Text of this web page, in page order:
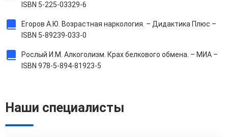
ISBN 5-225-03329-6
Егоров А.Ю. Возрастная наркология. – Дидактика Плюс –
ISBN 5-89239-033-0
Рослый И.М. Алкоголизм. Крах белкового обмена. – МИА –
ISBN 978-5-894-81923-5
Наши специалисты